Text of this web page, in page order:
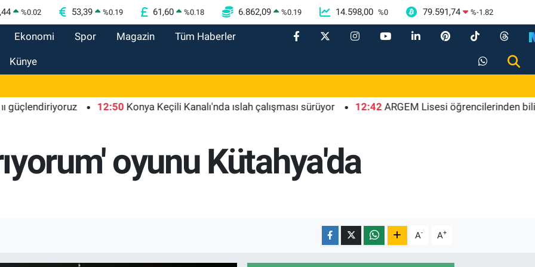
%0.02 53,39 %0.19 61,60 %0.18 6.862,09 %0.19 14.598,00 %0 79.591,74 %-1.82
Ekonomi Spor Magazin Tüm Haberler
Künye
12:50 Konya Keçili Kanalı'nda ıslah çalışması sürüyor 12:42 ARGEM Lisesi öğrencilerinden bilim ve
oyunu Kütahya'da
A- A+